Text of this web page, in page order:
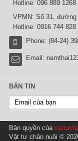
Hotline: 096 889 1268
VPMN: Số 31, đường
Hotline: 0916 744 828
Phone: (84-24)
Email:
BẢN TIN
Bản quyền của
Vật tư chăn nuôi ©